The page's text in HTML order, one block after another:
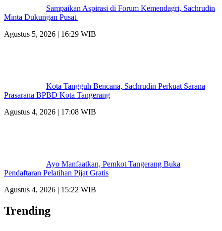
Sampaikan Aspirasi di Forum Kemendagri, Sachrudin
Minta Dukungan Pusat
Agustus 5, 2026 | 16:29 WIB
Kota Tangguh Bencana, Sachrudin Perkuat Sarana
Prasarana BPBD Kota Tangerang
Agustus 4, 2026 | 17:08 WIB
Ayo Manfaatkan, Pemkot Tangerang Buka
Pendaftaran Pelatihan Pijat Gratis
Agustus 4, 2026 | 15:22 WIB
Trending